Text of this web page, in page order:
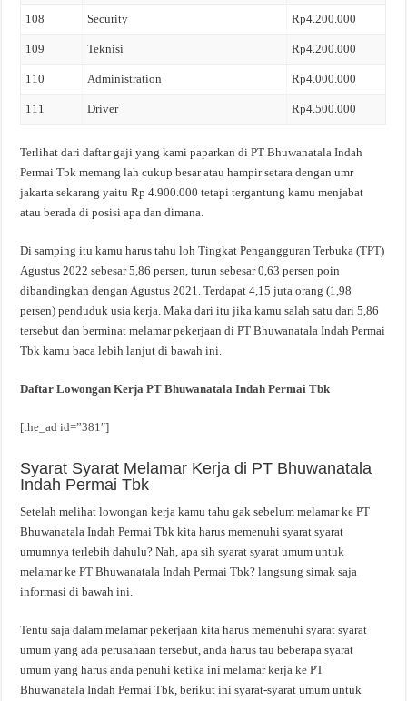
108 Security Rp4.200.000
109 Teknisi Rp4.200.000
110 Administration Rp4.000.000
111 Driver Rp4.500.000
Terlihat dari daftar gaji yang kami paparkan di PT Bhuwanatala Indah
Permai Tbk memang lah cukup besar atau hampir setara dengan umr
jakarta sekarang yaitu Rp 4.900.000 tetapi tergantung kamu menjabat
atau berada di posisi apa dan dimana.
Di samping itu kamu harus tahu loh Tingkat Pengangguran Terbuka (TPT)
Agustus 2022 sebesar 5,86 persen, turun sebesar 0,63 persen poin
dibandingkan dengan Agustus 2021. Terdapat 4,15 juta orang (1,98
persen) penduduk usia kerja. Maka dari itu jika kamu salah satu dari 5,86
tersebut dan berminat melamar pekerjaan di PT Bhuwanatala Indah Permai
Tbk kamu baca lebih lanjut di bawah ini.
Daftar Lowongan Kerja PT Bhuwanatala Indah Permai Tbk
[the_ad id=”381″]
Syarat Syarat Melamar Kerja di PT Bhuwanatala
Indah Permai Tbk
Setelah melihat lowongan kerja kamu tahu gak sebelum melamar ke PT
Bhuwanatala Indah Permai Tbk kita harus memenuhi syarat syarat
umumnya terlebih dahulu? Nah, apa sih syarat syarat umum untuk
melamar ke PT Bhuwanatala Indah Permai Tbk? langsung simak saja
informasi di bawah ini.
Tentu saja dalam melamar pekerjaan kita harus memenuhi syarat syarat
umum yang ada perusahaan tersebut, anda harus tau beberapa syarat
umum yang harus anda penuhi ketika ini melamar kerja ke PT
Bhuwanatala Indah Permai Tbk, berikut ini syarat-syarat umum untuk